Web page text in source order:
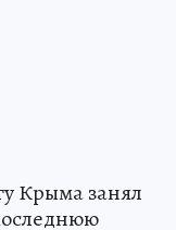
Крыма занял